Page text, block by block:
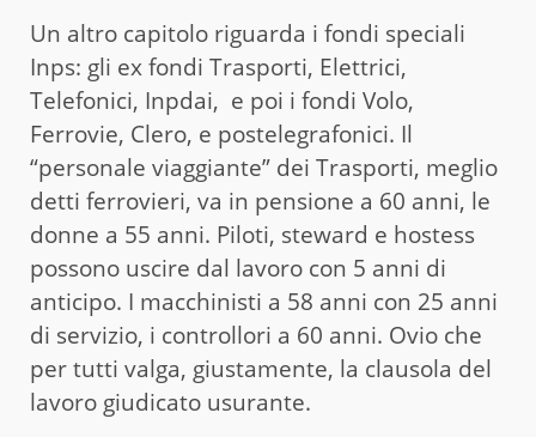
Un altro capitolo riguarda i fondi speciali
Inps: gli ex fondi Trasporti, Elettrici,
Telefonici, Inpdai, e poi i fondi Volo,
Ferrovie, Clero, e postelegrafonici. Il
“personale viaggiante” dei Trasporti, meglio
detti ferrovieri, va in pensione a 60 anni, le
donne a 55 anni. Piloti, steward e hostess
possono uscire dal lavoro con 5 anni di
anticipo. I macchinisti a 58 anni con 25 anni
di servizio, i controllori a 60 anni. Ovio che
per tutti valga, giustamente, la clausola del
lavoro giudicato usurante.